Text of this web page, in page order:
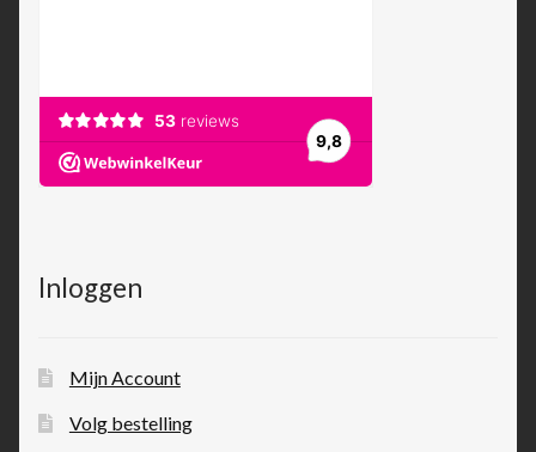
Inloggen
Mijn Account
Volg bestelling